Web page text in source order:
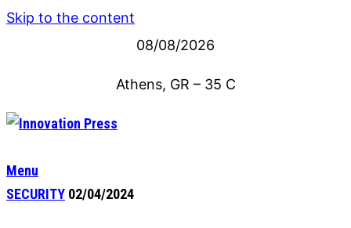
Skip to the content
08/08/2026
Athens, GR – 35 C
Menu
SECURITY 02/04/2024